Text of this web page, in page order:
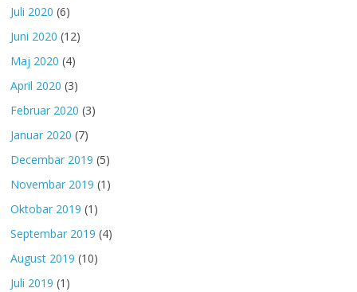
Juli 2020 (6)
Juni 2020 (12)
Maj 2020 (4)
April 2020 (3)
Februar 2020 (3)
Januar 2020 (7)
Decembar 2019 (5)
Novembar 2019 (1)
Oktobar 2019 (1)
Septembar 2019 (4)
August 2019 (10)
Juli 2019 (1)